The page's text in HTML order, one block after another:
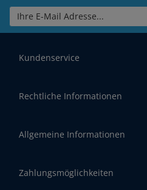
Ihre E-Mail Adresse...
Kundenservice
Rechtliche Informationen
Allgemeine Informationen
Zahlungsmöglichkeiten